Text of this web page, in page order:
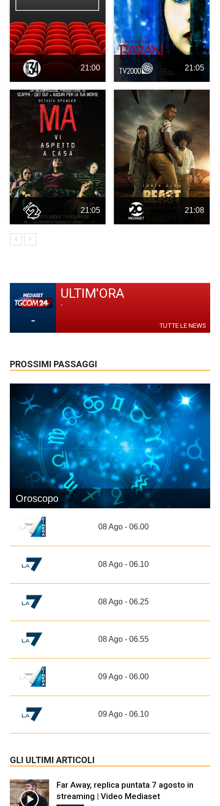
21:00 21:05
21:05 21:08
-
ULTIM'ORA
-
TUTTE LE NEWS
PROSSIMI PASSAGGI
Oroscopo
08 Ago - 06.00
08 Ago - 06.10
08 Ago - 06.25
08 Ago - 06.55
09 Ago - 06.00
09 Ago - 06.10
GLI ULTIMI ARTICOLI
Far Away, replica puntata 7 agosto in
streaming | Video Mediaset